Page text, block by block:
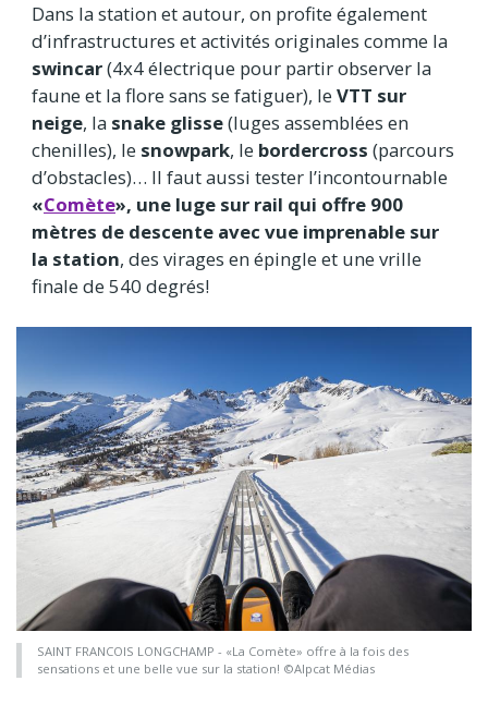
Dans la station et autour, on profite également
d’infrastructures et activités originales comme la
swincar(4x4 électrique pour partir observer la
faune et la flore sans se fatiguer), le VTT sur
neige, la snake glisse(luges assemblées en
chenilles), le snowpark, le bordercross (parcours
d’obstacles)… Il faut aussi tester l’incontournable
«Comète», une luge sur rail qui offre 900
mètres de descente avec vue imprenable sur
la station, des virages en épingle et une vrille
finale de 540 degrés!
SAINT FRANCOIS LONGCHAMP - «La Comète» offre à la fois des
sensations et une belle vue sur la station! ©Alpcat Médias